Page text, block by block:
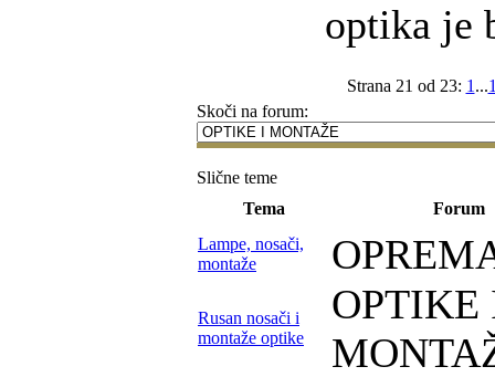
optika je
Strana 21 od 23: 1 ...
Skoči na forum:
Slične teme
Tema
Forum
Lampe, nosači,
montaže
Rusan nosači i
montaže optike
OPTIKE